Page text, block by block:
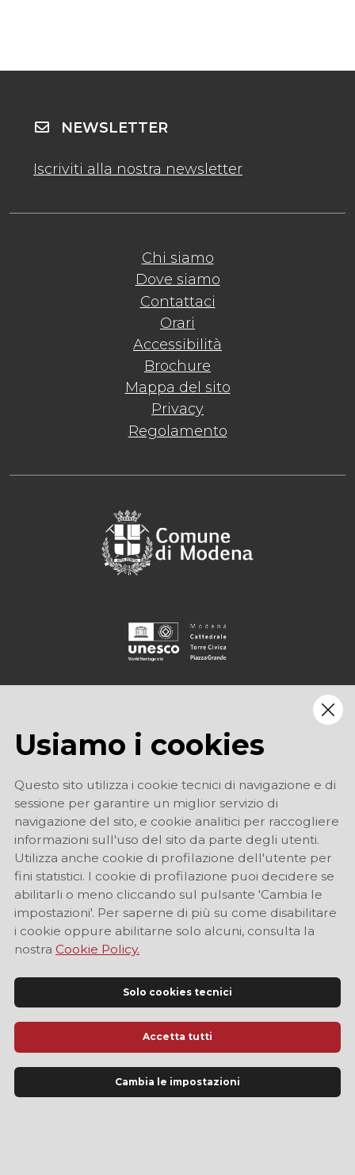
Chi siamo
Dove siamo
Contattaci
Orari
Accessibilità
Brochure
Mappa del sito
Privacy
Regolamento
NEWSLETTER
Iscriviti alla nostra newsletter
Sito Ufficiale di Informazione Turistica di Modena
Usiamo i cookies
Questo sito utilizza i cookie tecnici di navigazione e di
sessione per garantire un miglior servizio di
navigazione del sito, e cookie analitici per raccogliere
informazioni sull'uso del sito da parte degli utenti.
Utilizza anche cookie di profilazione dell'utente per
fini statistici. I cookie di profilazione puoi decidere se
abilitarli o meno cliccando sul pulsante 'Cambia le
impostazioni'. Per saperne di più su come disabilitare
i cookie oppure abilitarne solo alcuni, consulta la
nostra Cookie Policy.
Solo cookies tecnici
Accetta tutti
Cambia le impostazioni